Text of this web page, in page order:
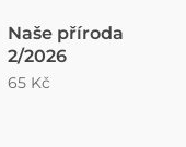
Naše příroda
2/2026
65 Kč